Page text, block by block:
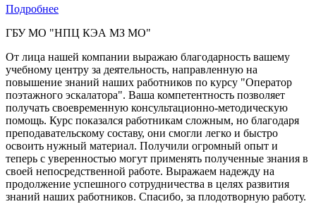
Подробнее
ГБУ МО "НПЦ КЭА МЗ МО"
От лица нашей компании выражаю благодарность вашему
учебному центру за деятельность, направленную на
повышение знаний наших работников по курсу "Оператор
поэтажного эскалатора". Ваша компетентность позволяет
получать своевременную консультационно-методическую
помощь. Курс показался работникам сложным, но благодаря
преподавательскому составу, они смогли легко и быстро
освоить нужный материал. Получили огромный опыт и
теперь с уверенностью могут применять полученные знания в
своей непосредственной работе. Выражаем надежду на
продолжение успешного сотрудничества в целях развития
знаний наших работников. Спасибо, за плодотворную работу.